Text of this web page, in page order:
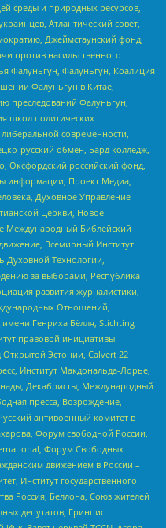
среды и природных ресурсов,
Атлантический совет,
Джеймстаунский фонд,
против насильственного
Фалуньгун, Фалуньгун, Коалиция
Фалуньгун в Китае,
преследований Фалуньгун,
школ политических
современности,
русский обмен, Бард колледж,
Оксфордский российский фонд,
информации, Проект Медиа,
Духовное Управление
Церкви, Новое
Международный Библейский
Всемирный Институт
Духовной Технологии,
за выборами, Республика
развития журналистики,
Отношений,
Генриха Бёлля, Stichting
правовой инициативы
Эстонии, Calvert 22
Институт Макдональда-Лорье,
Декабристы, Международный
пресса, Возрождение,
антивоенный комитет в
Форум свободной России,
Форум Свободных
движением в России –
Институт государственного
Россия, Беллона, Союз жителей
депутатов, Гринпис